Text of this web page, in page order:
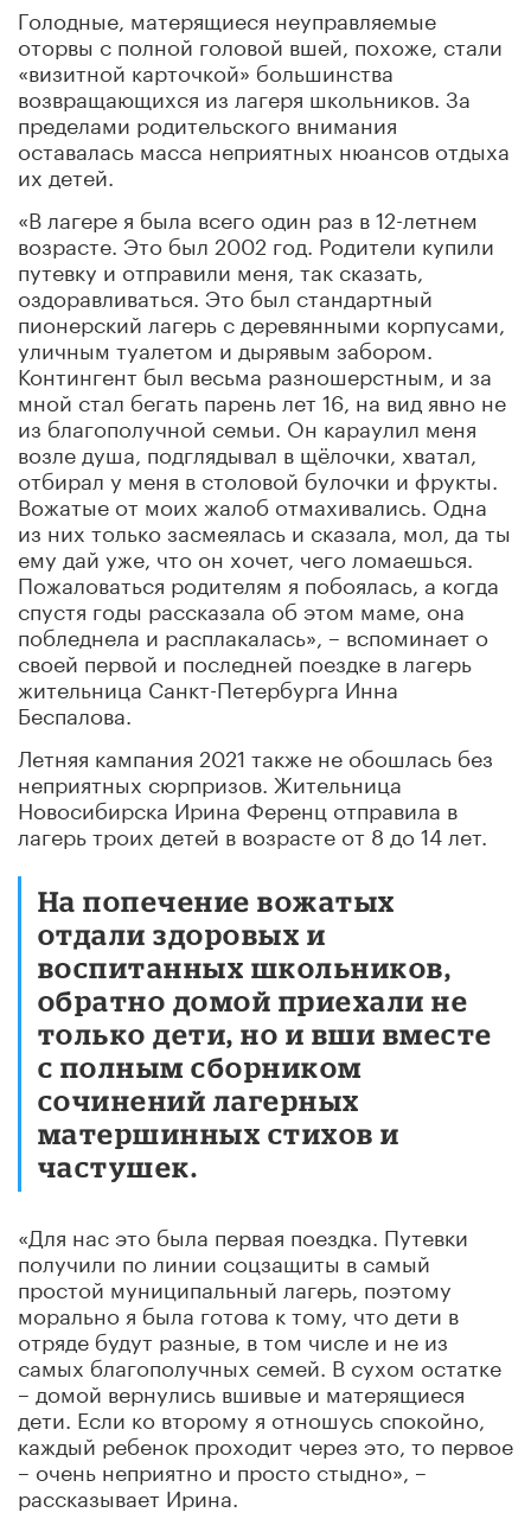
Голодные, матерящиеся неуправляемые
оторвы с полной головой вшей, похоже, стали
«визитной карточкой» большинства
возвращающихся из лагеря школьников. За
пределами родительского внимания
оставалась масса неприятных нюансов отдыха
их детей.
«В лагере я была всего один раз в 12-летнем
возрасте. Это был 2002 год. Родители купили
путевку и отправили меня, так сказать,
оздоравливаться. Это был стандартный
пионерский лагерь с деревянными корпусами,
уличным туалетом и дырявым забором.
Контингент был весьма разношерстным, и за
мной стал бегать парень лет 16, на вид явно не
из благополучной семьи. Он караулил меня
возле душа, подглядывал в щёлочки, хватал,
отбирал у меня в столовой булочки и фрукты.
Вожатые от моих жалоб отмахивались. Одна
из них только засмеялась и сказала, мол, да ты
ему дай уже, что он хочет, чего ломаешься.
Пожаловаться родителям я побоялась, а когда
спустя годы рассказала об этом маме, она
побледнела и расплакалась», – вспоминает о
своей первой и последней поездке в лагерь
жительница Санкт-Петербурга Инна
Беспалова.
Летняя кампания 2021 также не обошлась без
неприятных сюрпризов. Жительница
Новосибирска Ирина Ференц отправила в
лагерь троих детей в возрасте от 8 до 14 лет.
На попечение вожатых
отдали здоровых и
воспитанных школьников,
обратно домой приехали не
только дети, но и вши вместе
с полным сборником
сочинений лагерных
матершинных стихов и
частушек.
«Для нас это была первая поездка. Путевки
получили по линии соцзащиты в самый
простой муниципальный лагерь, поэтому
морально я была готова к тому, что дети в
отряде будут разные, в том числе и не из
самых благополучных семей. В сухом остатке
– домой вернулись вшивые и матерящиеся
дети. Если ко второму я отношусь спокойно,
каждый ребенок проходит через это, то первое
– очень неприятно и просто стыдно», –
рассказывает Ирина.